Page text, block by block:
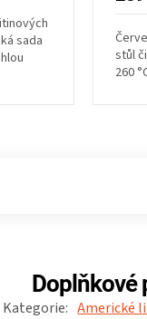
sada
stůl
260
Doplňkové
Kategorie: Americké